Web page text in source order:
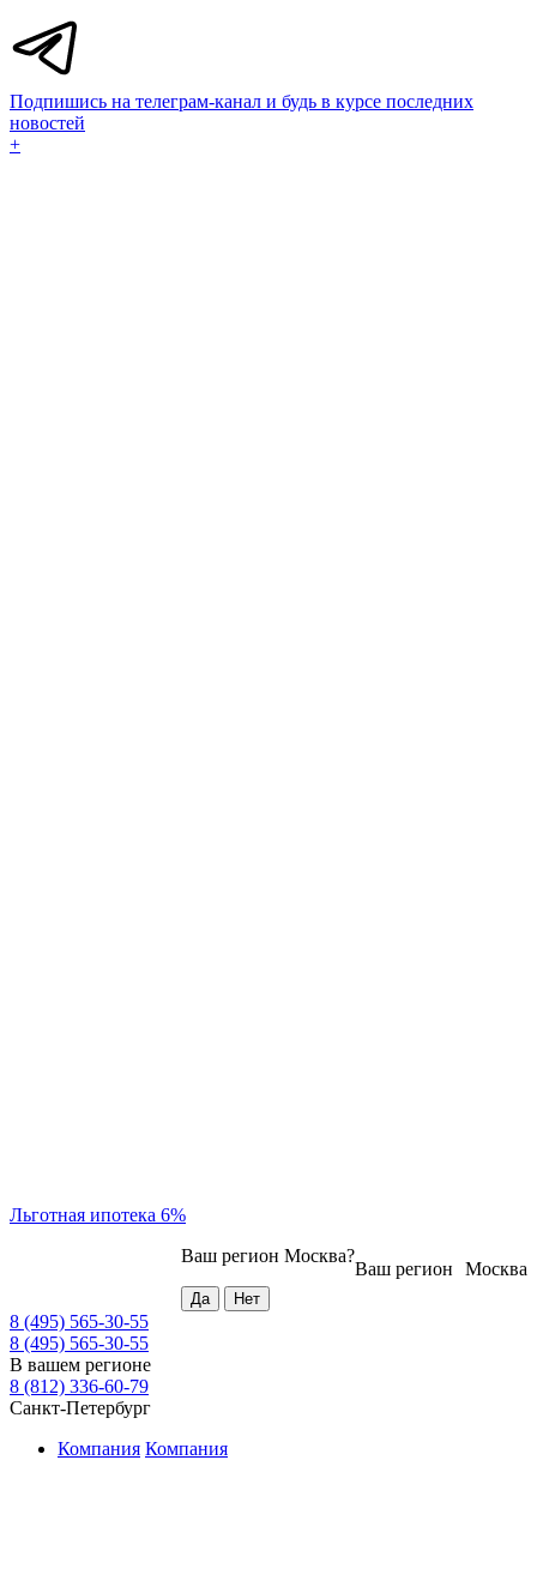
Подпишись на телеграм-канал и будь в курсе последних
новостей
+
Льготная ипотека 6%
Москва
Ваш регион
Ваш регион Москва?
8 (495) 565-30-55
8 (495) 565-30-55
В вашем регионе
8 (812) 336-60-79
Санкт-Петербург
Компания Компания